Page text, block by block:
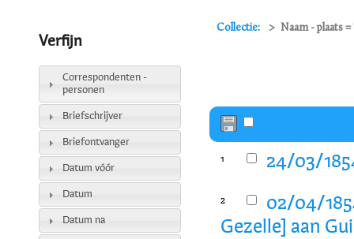
Collectie: Naam - plaats
1 24/03/
2
02/04/
Gezelle] aan
Verfijn
Correspondenten -
personen
Briefschrijver
Briefontvanger
Datum vóór
Datum
Datum na